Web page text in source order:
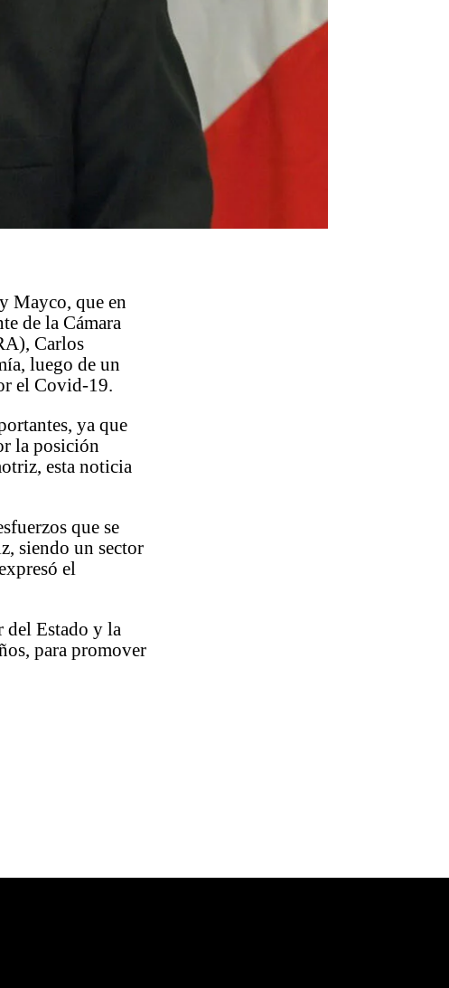
Mayco, que en
de la Cámara
Carlos
luego de un
el Covid-19.
ya que
la posición
esta noticia
que se
siendo un sector
el
del Estado y la
para promover